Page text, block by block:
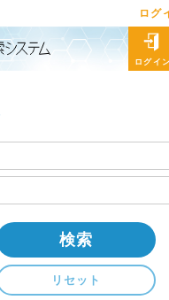
ログ
ログイン
検索
リセット